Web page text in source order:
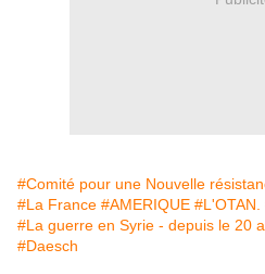
#Comité pour une Nouvelle
#La France #AMERIQUE #L'OTAN.
#La guerre en Syrie - depuis le 20
#Daesch